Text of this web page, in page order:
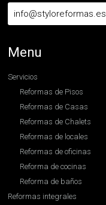
info@styloreformas.es
Menu
Servicios
Reformas de Pisos
Reformas de Casas
Reformas de Chalets
Reformas de locales
Reformas de oficinas
Reforma de cocinas
Reforma de baños
Reformas integrales